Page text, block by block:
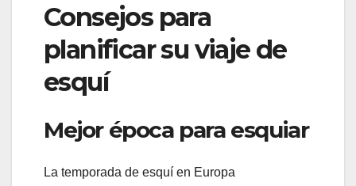
Consejos para
planificar su viaje de
esquí
Mejor época para esquiar
La temporada de esquí en Europa